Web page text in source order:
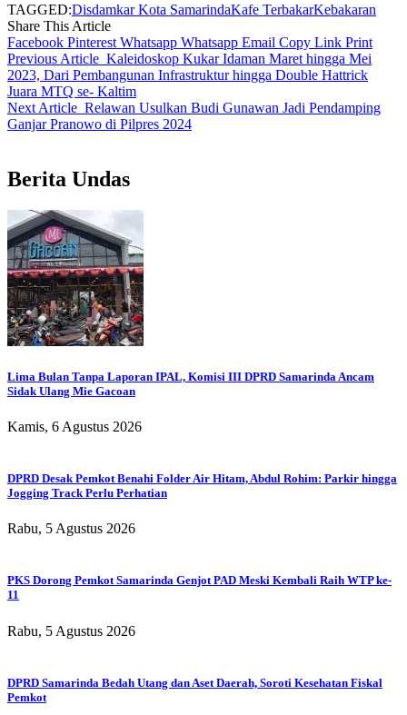
TAGGED:Disdamkar Kota SamarindaKafe TerbakarKebakaran
Share This Article
Facebook Pinterest Whatsapp Whatsapp Email Copy Link Print
Previous Article Kaleidoskop Kukar Idaman Maret hingga Mei
2023, Dari Pembangunan Infrastruktur hingga Double Hattrick
Juara MTQ se- Kaltim
Next Article Relawan Usulkan Budi Gunawan Jadi Pendamping
Ganjar Pranowo di Pilpres 2024
Berita Undas
Lima Bulan Tanpa Laporan IPAL, Komisi III DPRD Samarinda Ancam
Sidak Ulang Mie Gacoan
Kamis, 6 Agustus 2026
DPRD Desak Pemkot Benahi Folder Air Hitam, Abdul Rohim: Parkir hingga
Jogging Track Perlu Perhatian
Rabu, 5 Agustus 2026
PKS Dorong Pemkot Samarinda Genjot PAD Meski Kembali Raih WTP ke-
11
Rabu, 5 Agustus 2026
DPRD Samarinda Bedah Utang dan Aset Daerah, Soroti Kesehatan Fiskal
Pemkot